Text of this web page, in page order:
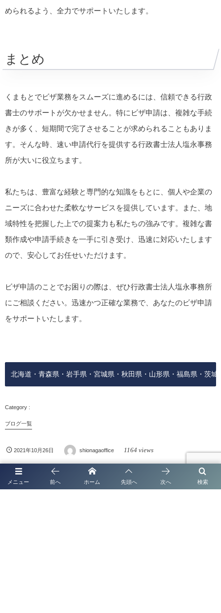
められるよう、全力でサポートいたします。
まとめ
くまもとでビザ業務をスムーズに進めるには、信頼できる行政
書士のサポートが欠かせません。特にビザ申請は、複雑な手続
きが多く、短期間で完了させることが求められることもありま
す。そんな時、速い申請代行を提供する行政書士法人塩永事務
所が大いに役立ちます。
私たちは、豊富な経験と専門的な知識をもとに、個人や企業の
ニーズに合わせた柔軟なサービスを提供しています。また、地
域特性を把握した上での提案力も私たちの強みです。複雑な書
類作成や申請手続きを一手に引き受け、迅速に対応いたします
ので、安心してお任せいただけます。
ビザ申請のことでお困りの際は、ぜひ行政書士法人塩永事務所
にご相談ください。迅速かつ正確な業務で、あなたのビザ申請
をサポートいたします。
北海道・青森県・岩手県・宮城県・秋田県・山形県・福島県・茨
ブログ一覧
2021年10月26日 shionagaoffice 1164 views
メニュー 検索
前へ ホーム 先頭へ 次へ